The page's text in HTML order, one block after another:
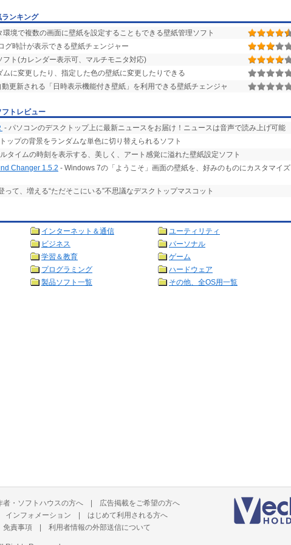
ランキング
環境で複数の画面に壁紙を設定することもできる壁紙管理ソフト
グ時計が表示できる壁紙チェンジャー
フト(カレンダー表示可、マルチモニタ対応)
ムに変更したり、指定した色の壁紙に変更したりできる
動更新される「日時表示機能付き壁紙」を利用できる壁紙チェンジャ
フトレビュー
- パソコンのデスクトップ上に最新ニュースをお届け！ニュースは音声で読み上げ可能
ップの背景をランダムな単色に切り替えられるソフト
タイムの時刻を表示する、美しく、アート感覚に溢れた壁紙設定ソフト
Changer 1.5.2 - Windows 7の「ようこそ」画面の壁紙を、好みのものにカスタマイズ
って、増える“ただそこにいる”不思議なデスクトップマスコット
インターネット＆通信
ユーティリティ
ビジネス
パーソナル
学習＆教育
ゲーム
プログラミング
ハードウェア
製品ソフト一覧 その他、全OS用一覧
者・ソフトハウスの方へ | 広告掲載をご希望の方へ
インフォメーション | はじめて利用される方へ
免責事項 | 利用者情報の外部送信について